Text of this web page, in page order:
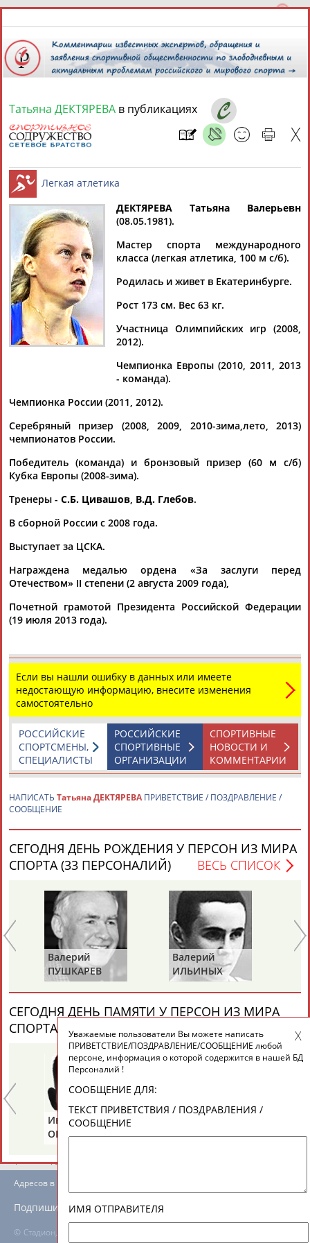
7 августа 2026 года,
СПОРТСМЕНЫ, ТРЕНЕРЫ И СПЕЦИАЛИСТЫ
Найдено: 13181персон Расширенный поиск
Аслаудин
АБАЕВ
Елена
АБАИМОВА
АБАКУМОВА
Юлия
Тамилла
АБАСОВА
Рамазан
АБАЧАРАЕВ
Ростом
АББАТЕ-
БУЛАТОВА
АББЯСОВА
АБДИКАРИМОВААБДРАХМАНОВ
Каримжан
АБДРАХМАНОВ
Аделя
АБДРАХМАНОВА
Андрей
АБДУВАЛИЕВ
Герман
АБДУЛАЕВ
Рамазан
АБДУЛАЕВ
Тагир
Камиль
Загалав
АБДУЛДАУДОВ
АБДУЛЖАЛИЛОВ АБДУЛКАГИРОВ
АБДУЛЛАЕВ
24 персон из 13181
ЕЩЁ ПЕРСОНЫ
ТАБЛО АКТИВНОСТИ
ЦЕЛИ ПРОЕКТА КОНТАКТЫ
Вопросы сотрудничества и совместной деятельности
© Стадион, 1998-2026
Адресов в новостной рассылке: 996
Подпишись
Татьяна ДЕКТЯРЕВА в публикациях
Легкая атлетика
ДЕКТЯРЕВА Татьяна Валерьевн
(08.05.1981).
Мастер спорта международного
класса (легкая атлетика, 100 м с/б).
Родилась и живет в Екатеринбурге.
Рост 173 см. Вес 63 кг.
Участница Олимпийских игр (2008,
2012).
Чемпионка Европы (2010, 2011, 2013
- команда).
Чемпионка России (2011, 2012).
Серебряный призер (2008, 2009, 2010-зима,лето, 2013)
чемпионатов России.
Победитель (команда) и бронзовый призер (60 м с/б)
Кубка Европы (2008-зима).
Тренеры - С.Б. Цивашов, В.Д. Глебов.
В сборной России с 2008 года.
Выступает за ЦСКА.
Награждена медалью ордена «За заслуги перед
Отечеством» II степени (2 августа 2009 года),
Почетной грамотой Президента Российской Федерации
(19 июля 2013 года).
Если вы нашли ошибку в данных или имеете
недостающую информацию, внесите изменения
самостоятельно
СПОРТИВНЫЕ
НОВОСТИ И
КОММЕНТАРИИ
РОССИЙСКИЕ
СПОРТИВНЫЕ
ОРГАНИЗАЦИИ
РОССИЙСКИЕ
СПОРТСМЕНЫ,
СПЕЦИАЛИСТЫ
НАПИСАТЬ Татьяна ДЕКТЯРЕВА ПРИВЕТСТВИЕ / ПОЗДРАВЛЕНИЕ /
СООБЩЕНИЕ
СЕГОДНЯ ДЕНЬ РОЖДЕНИЯ У ПЕРСОН ИЗ МИРА
СПОРТА (33 ПЕРСОНАЛИЙ)
ВЕСЬ СПИСОК
Валерий
ПУШКАРЕВ
Валерий
ИЛЬИНЫХ
СЕГОДНЯ ДЕНЬ ПАМЯТИ У ПЕРСОН ИЗ МИРА
СПОРТА (6 ПЕРСОНАЛИЙ)
Иван
ОГАНОВ
Борис
ЦЫБИН
Уважаемые пользователи Вы можете написать
ПРИВЕТСТВИЕ/ПОЗДРАВЛЕНИЕ/СООБЩЕНИЕ любой
персоне, информация о которой содержится в нашей БД
Персоналий !
СООБЩЕНИЕ ДЛЯ:
ТЕКСТ ПРИВЕТСТВИЯ / ПОЗДРАВЛЕНИЯ /
СООБЩЕНИЕ
ИМЯ ОТПРАВИТЕЛЯ